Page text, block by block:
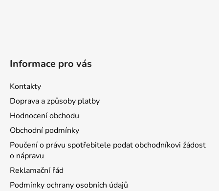
Informace pro vás
Kontakty
Doprava a způsoby platby
Hodnocení obchodu
Obchodní podmínky
Poučení o právu spotřebitele podat obchodníkovi žádost
o nápravu
Reklamační řád
Podmínky ochrany osobních údajů